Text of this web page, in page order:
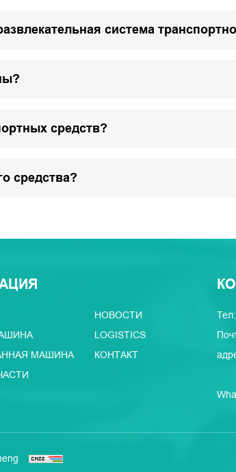
система
средств?
средства?
МАШИНА
НОВОСТИ
LOGISTICS
КОНТАКТ
Тел: